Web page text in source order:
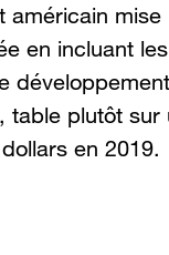
américain mise
en incluant les
table plutôt sur
en 2019.